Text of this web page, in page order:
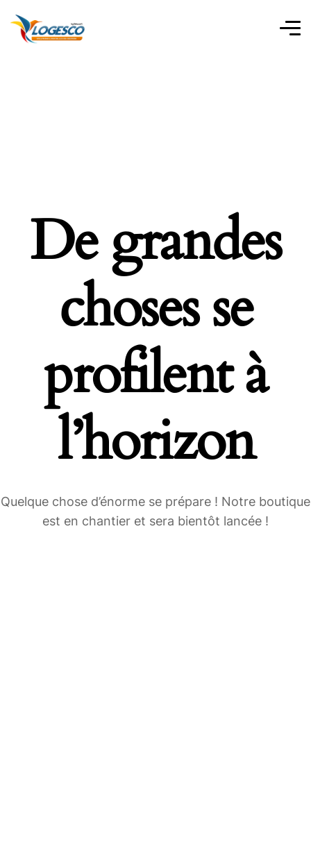
De grandes
choses se
profilent à
l’horizon
Quelque chose d’énorme se prépare ! Notre boutique
est en chantier et sera bientôt lancée !